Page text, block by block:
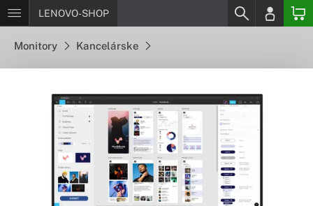
LENOVO-SHOP
Monitory Kancelárske